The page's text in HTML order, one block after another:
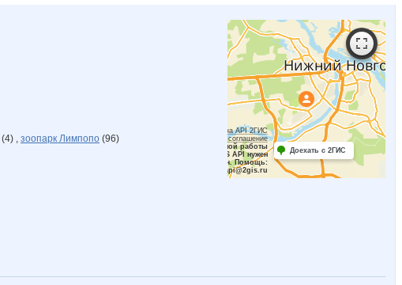
Работает на API 2ГИС
Лицензионное соглашение
Для корректной работы
Raster JS API нужен
ключ. Помощь:
api@2gis.ru
Доехать с 2ГИС
(4) , зоопарк Лимпопо (96)